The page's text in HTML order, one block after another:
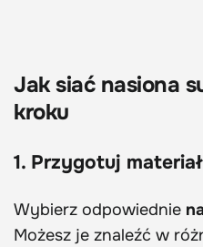
Jak siać nasiona
kroku
1. Przygotuj
Wybierz odpowiednie
Możesz je znaleźć w